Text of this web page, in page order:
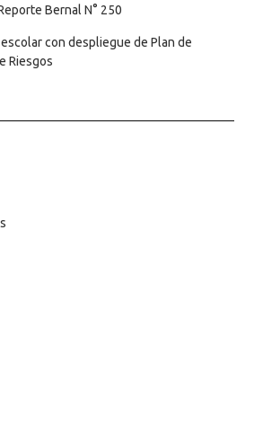
Bernal N° 250
con despliegue de Plan de
Riesgos